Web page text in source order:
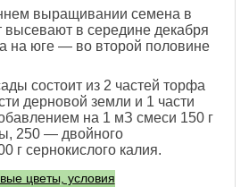
выращивании семена в
в середине декабря
на юге — во второй половине
состоит из 2 частей торфа
дерновой земли и 1 части
на 1 мЗ смеси 150 г
250 — двойного
г сернокислого калия.
цветы, условия